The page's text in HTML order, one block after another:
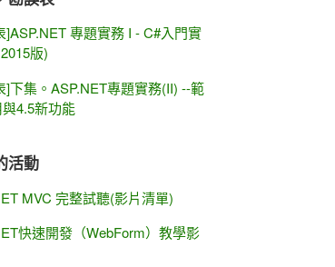
]ASP.NET 專題實務 I - C#入門實
版)
]下集。ASP.NET專題實務(II) --範
4.5新功能
活動
MVC 完整試聽(影片清單)
快速開發（WebForm）教學影